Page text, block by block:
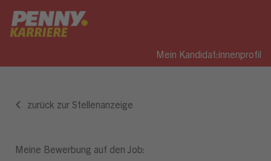
Mein Kandidat:innenprofil